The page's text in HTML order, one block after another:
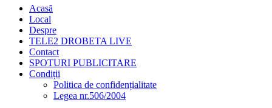
Acasă
Local
Despre
TELE2 DROBETA LIVE
Contact
SPOTURI PUBLICITARE
Condiții
Politica de confidențialitate
Legea nr.506/2004